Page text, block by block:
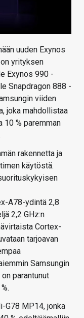
uuden Exynos
yrityksen
Exynos 990 -
Snapdragon 888 -
viiden
joka mahdollistaa
10 % paremman
rakennetta ja
käytöstä.
A78-ydintä 2,8
2,2 GHz:n
Cortex-
tarjoavan
Samsungin
parantunut
G78 MP14, jonka